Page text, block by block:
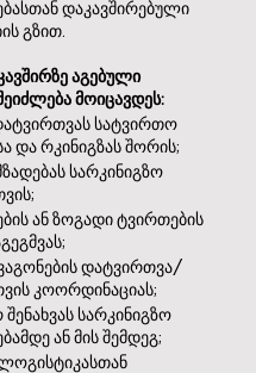
დაკავშირებული
გზით.
აგებული
მოიცავდეს:
სატვირთო
და რკინიგზას შორის;
სარკინიგზო
ან ზოგადი ტვირთების
დატვირთვა/
კოორდინაციას;
სარკინიგზო
ან მის შემდეგ;